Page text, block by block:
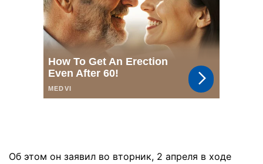
Об этом он заявил во вторник, 2 апреля в ходе